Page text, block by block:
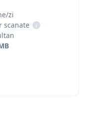
zi
scanate
i